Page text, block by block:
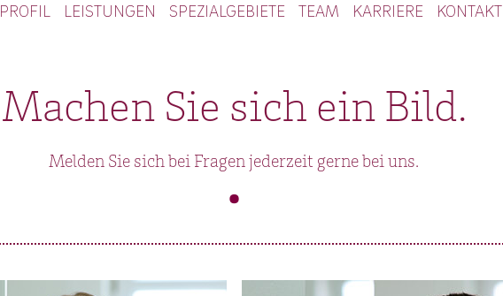
PROFIL LEISTUNGEN SPEZIALGEBIETE TEAM KARRIERE KONTAKT
Machen Sie sich ein Bild.
Melden Sie sich bei Fragen jederzeit gerne bei uns.